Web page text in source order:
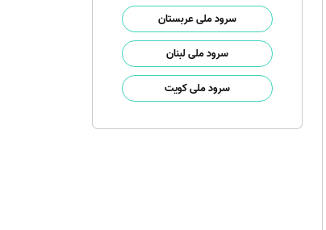
سرود ملی عربستان
سرود ملی لبنان
سرود ملی کویت